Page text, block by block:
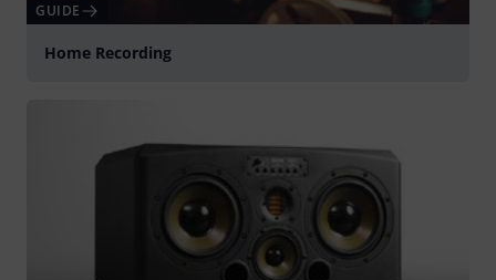
GUIDE
Home Recording